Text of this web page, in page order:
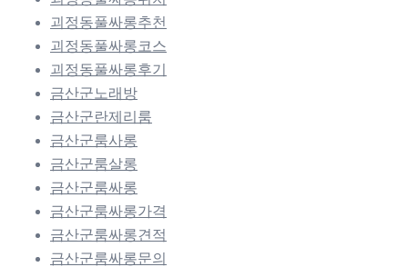
괴정동풀싸롱추천
괴정동풀싸롱코스
괴정동풀싸롱후기
금산군노래방
금산군란제리룸
금산군룸사롱
금산군룸살롱
금산군룸싸롱
금산군룸싸롱가격
금산군룸싸롱견적
금산군룸싸롱문의